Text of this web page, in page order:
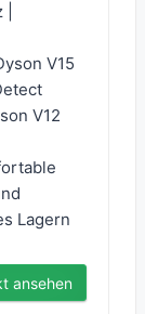
V15
V12
Lagern
ansehen